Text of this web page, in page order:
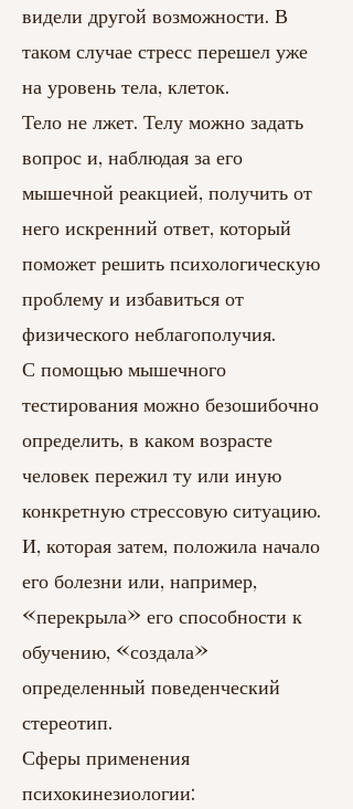
видели другой возможности. В
таком случае стресс перешел уже
на уровень тела, клеток.
Тело не лжет. Телу можно задать
вопрос и, наблюдая за его
мышечной реакцией, получить от
него искренний ответ, который
поможет решить психологическую
проблему и избавиться от
физического неблагополучия.
С помощью мышечного
тестирования можно безошибочно
определить, в каком возрасте
человек пережил ту или иную
конкретную стрессовую ситуацию.
И, которая затем, положила начало
его болезни или, например,
«перекрыла» его способности к
обучению, «создала»
определенный поведенческий
стереотип.
Сферы применения
психокинезиологии: